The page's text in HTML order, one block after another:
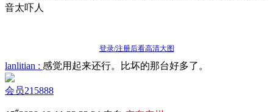
音太吓人
登录/注册后看高清大图
lanlitian : 感觉用起来还行。比坏的那台好多了。
会员215888